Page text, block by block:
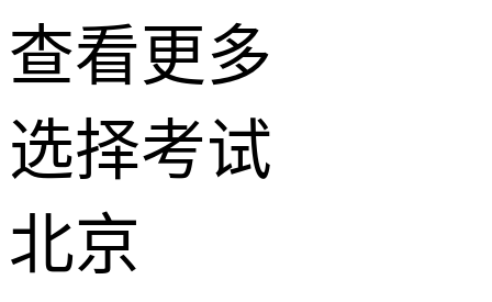
查看更多
选择考试
北京